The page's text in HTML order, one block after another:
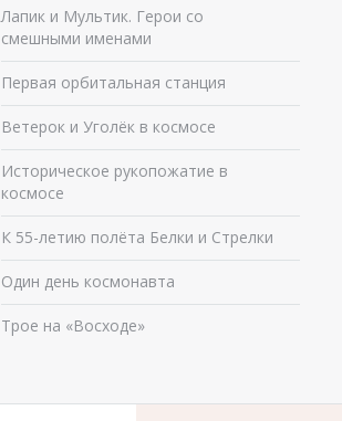
Лапик и Мультик. Герои со
смешными именами
Первая орбитальная станция
Ветерок и Уголёк в космосе
Историческое рукопожатие в
космосе
К 55-летию полёта Белки и Стрелки
Один день космонавта
Трое на «Восходе»